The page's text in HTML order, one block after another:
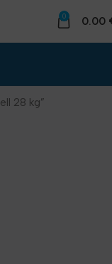
0 0.00
28 kg”